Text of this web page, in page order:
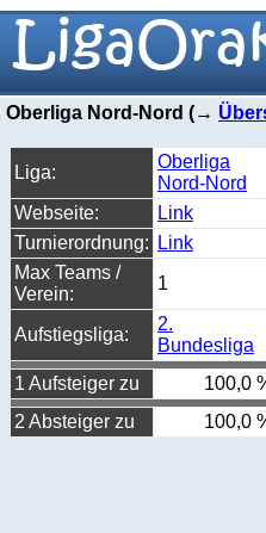
Oberliga Nord-Nord (→
Liga:
Oberliga
Nord-Nord
Webseite:
Link
Turnierordnung:
Link
Max Teams /
Verein:
1
Aufstiegsliga:
2.
Bundesliga
1 Aufsteiger zu
100,0
2 Absteiger zu
100,0